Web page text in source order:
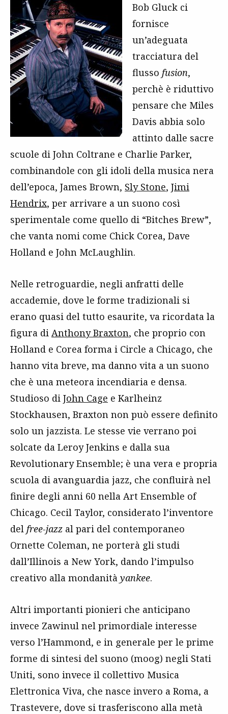
Bob Gluck ci
fornisce
un’adeguata
tracciatura del
flusso fusion,
perchè è riduttivo
pensare che Miles
Davis abbia solo
attinto dalle sacre
scuole di John Coltrane e Charlie Parker,
combinandole con gli idoli della musica nera
dell’epoca, James Brown, Sly Stone, Jimi
Hendrix, per arrivare a un suono così
sperimentale come quello di “Bitches Brew”,
che vanta nomi come Chick Corea, Dave
Holland e John McLaughlin.
Nelle retroguardie, negli anfratti delle
accademie, dove le forme tradizionali si
erano quasi del tutto esaurite, va ricordata la
figura di Anthony Braxton, che proprio con
Holland e Corea forma i Circle a Chicago, che
hanno vita breve, ma danno vita a un suono
che è una meteora incendiaria e densa.
Studioso di John Cage e Karlheinz
Stockhausen, Braxton non può essere definito
solo un jazzista. Le stesse vie verrano poi
solcate da Leroy Jenkins e dalla sua
Revolutionary Ensemble; è una vera e propria
scuola di avanguardia jazz, che confluirà nel
finire degli anni 60 nella Art Ensemble of
Chicago. Cecil Taylor, considerato l’inventore
del free-jazz al pari del contemporaneo
Ornette Coleman, ne porterà gli studi
dall’Illinois a New York, dando l’impulso
creativo alla mondanità yankee.
Altri importanti pionieri che anticipano
invece Zawinul nel primordiale interesse
verso l’Hammond, e in generale per le prime
forme di sintesi del suono (moog) negli Stati
Uniti, sono invece il collettivo Musica
Elettronica Viva, che nasce invero a Roma, a
Trastevere, dove si trasferiscono alla metà